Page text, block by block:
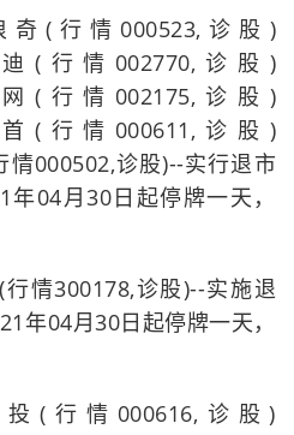
奇(行情000523,诊股)
迪(行情002770,诊股)
网(行情002175,诊股)
首(行情000611,诊股)
情000502,诊股)--实行退市
04月30日起停牌一天，
情300178,诊股)--实施退
年04月30日起停牌一天，
(行情000616,诊股)